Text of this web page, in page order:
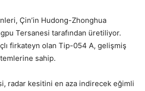
Çin’in Hudong-Zhonghua
Tersanesi tarafından üretiliyor.
firkateyn olan Tip-054 A, gelişmiş
sahip.
radar kesitini en aza indirecek eğimli